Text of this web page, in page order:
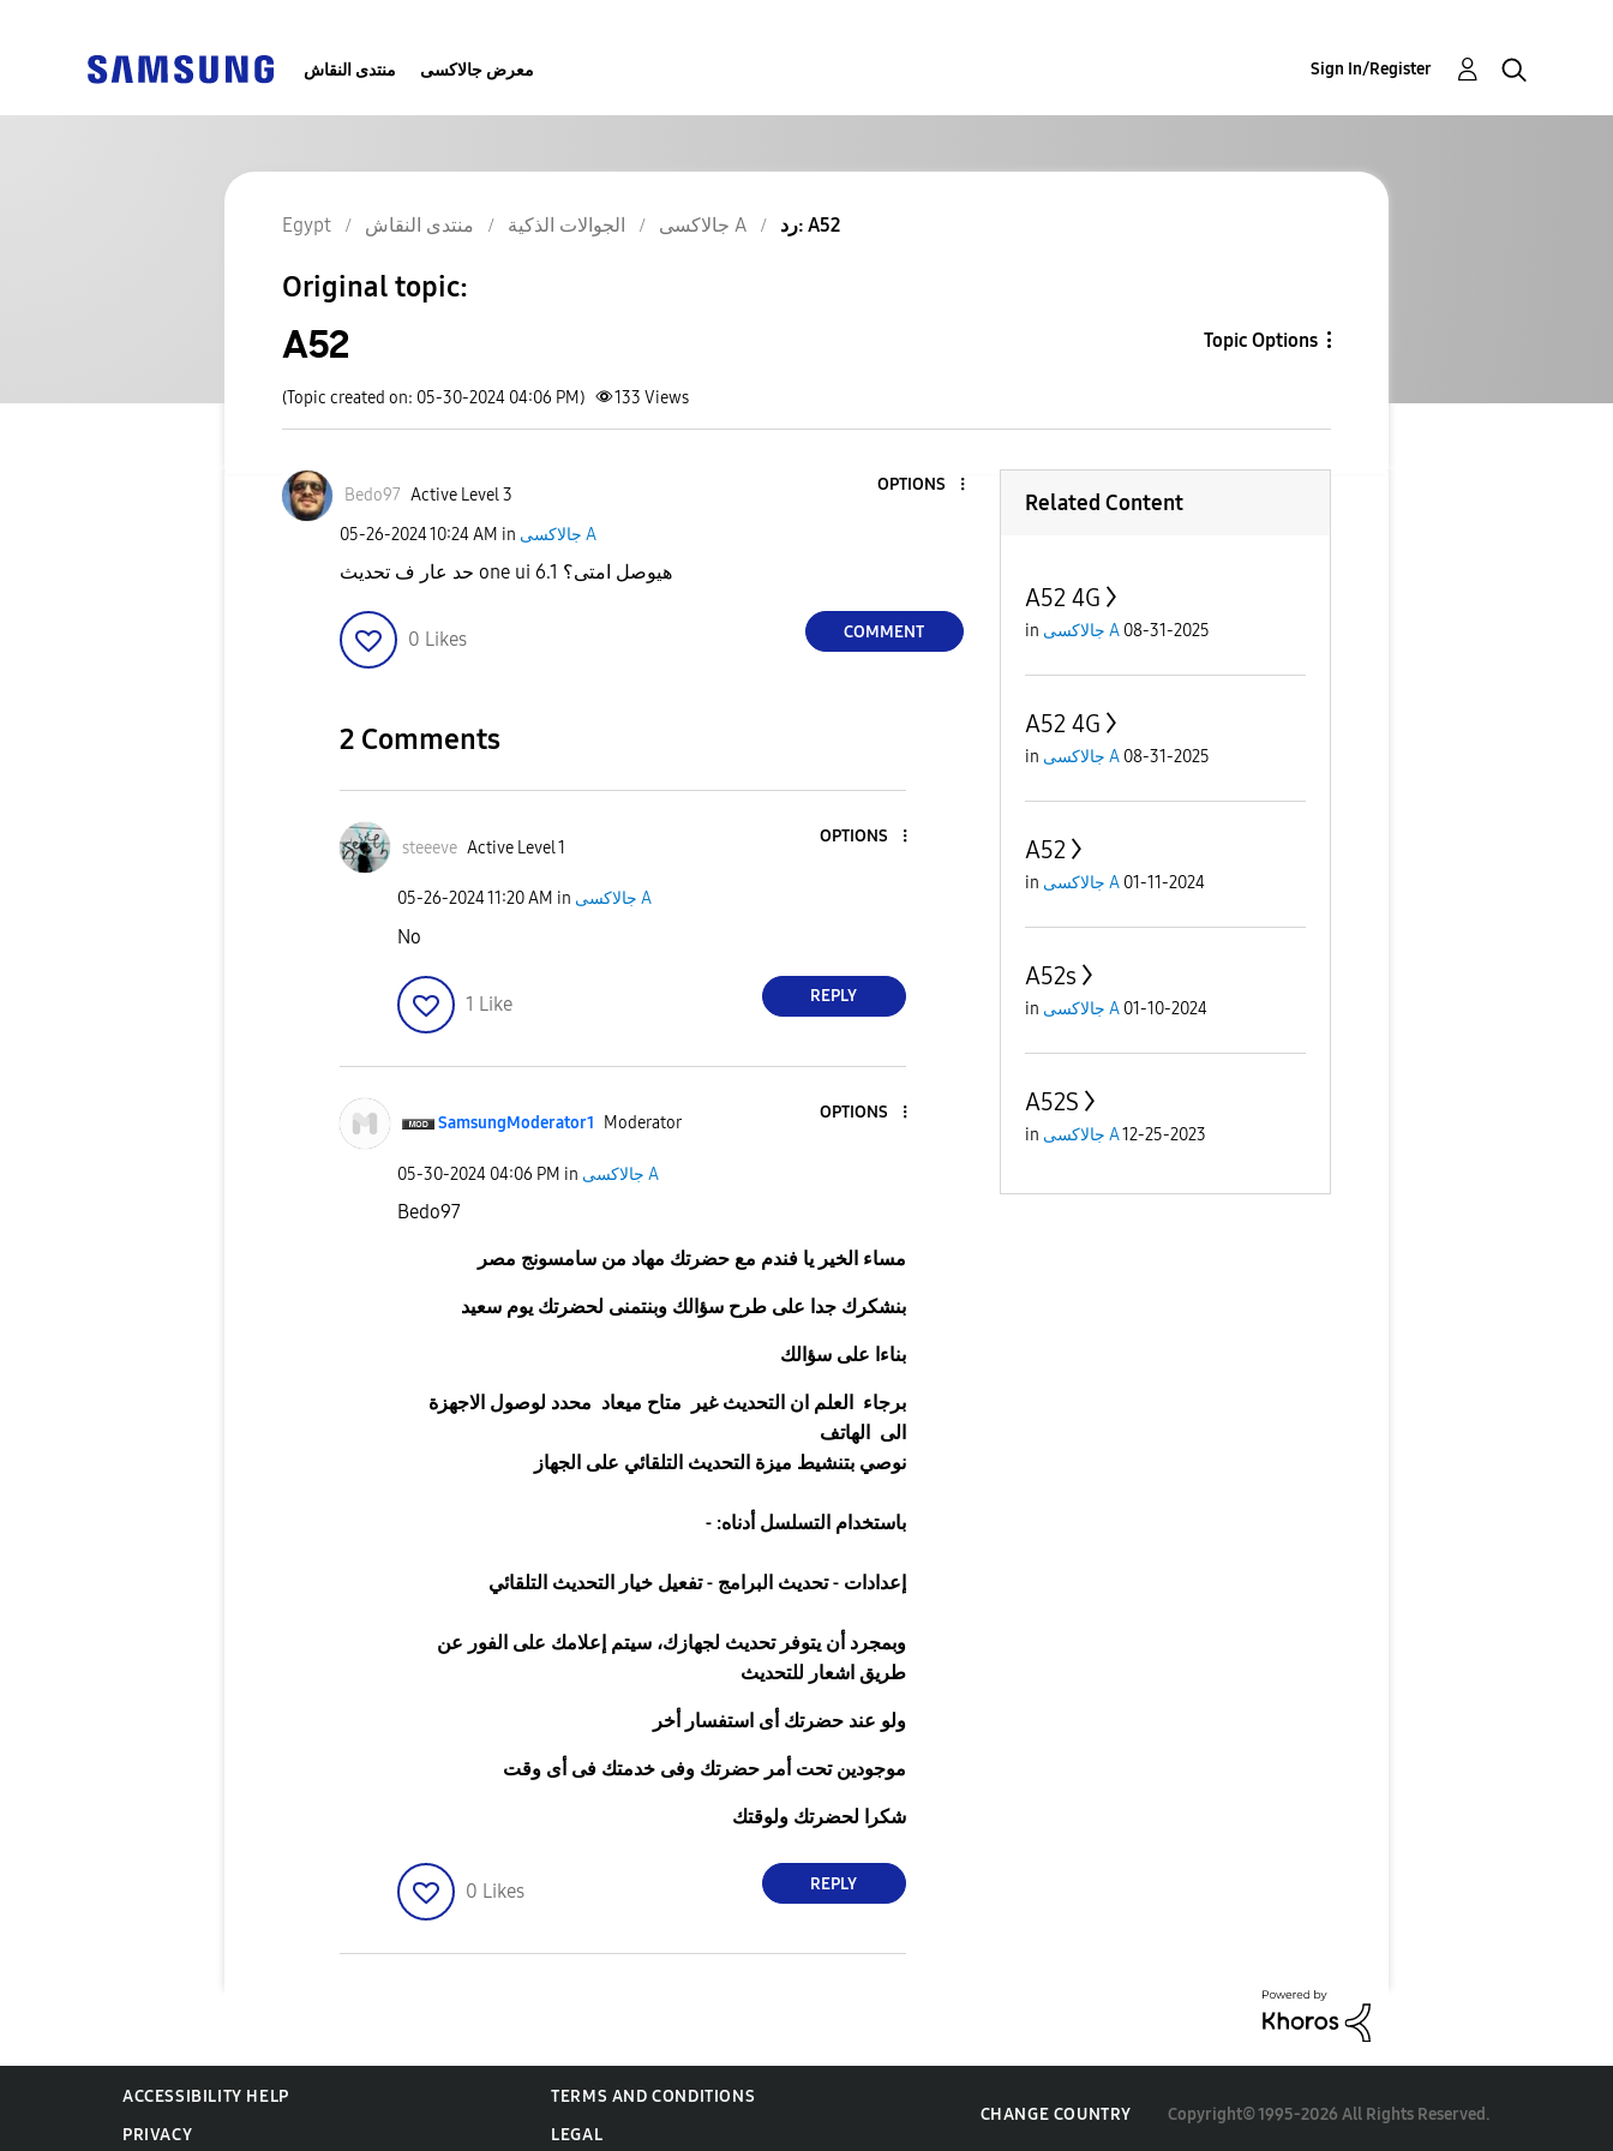
منتدى النقاش معرض جالاكسى Sign In/Register
Egypt منتدى النقاش الجوالات الذكية جالاكسى A رد: A52
Original topic:
A52 Topic Options
(Topic created on: 05-30-2024 04:06 PM) 133 Views
Bedo97 Active Level 3
OPTIONS
‎05-26-202410:24 AM in جالاكسى A
حد عار ف تحديث one ui 6.1 هيوصل امتى؟
0 Likes COMMENT
2 Comments
steeeve Active Level 1
OPTIONS
‎05-26-202411:20 AM in جالاكسى A
No
1 Like REPLY
SamsungModerator1 Moderator
OPTIONS
‎05-30-2024 04:06 PM in جالاكسى A
Bedo97
مساء الخير يا فندم معحضرتك مهاد من سامسونج مصر
بنشكرك جدا على طرح سؤالك وبنتمنى لحضرتك يوم سعيد
بناءا على سؤالك
برجاء العلم ان التحديث غير متاح ميعاد محدد لوصول الاجهزة
الى الهاتف
نوصي بتنشيط ميزة التحديث التلقائي على الجهاز
باستخدام التسلسل أدناه: -
إعدادات - تحديث البرامج - تفعيل خيار التحديث التلقائي
وبمجرد أن يتوفر تحديث لجهازك، سيتم إعلامك على الفور عن
طريق اشعار للتحديث
ولو عند حضرتك أى استفسار أخر
موجودين تحت أمر حضرتك وفى خدمتك فى أى وقت
شكرا لحضرتك ولوقتك
0 Likes REPLY
Related Content
A52 4G
in جالاكسى A 08-31-2025
A52 4G
in جالاكسى A 08-31-2025
A52
in جالاكسى A 01-11-2024
A52s
in جالاكسى A 01-10-2024
A52S
in جالاكسى A12-25-2023
ACCESSIBILITY HELP
TERMS AND CONDITIONS
PRIVACY
LEGAL
CHANGE COUNTRY Copyright© 1995-2026 All Rights Reserved.